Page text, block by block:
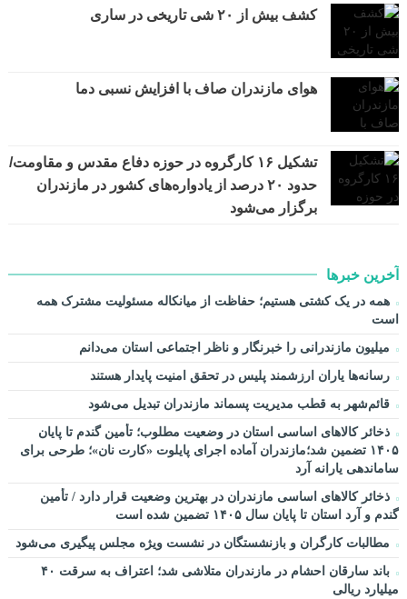
کشف بیش از ۲۰ شی تاریخی در ساری
هوای مازندران صاف با افزایش نسبی دما
تشکیل ۱۶ کارگروه در حوزه دفاع مقدس و مقاومت/
حدود ۲۰ درصد از یادواره‌های کشور در مازندران
برگزار می‌شود
آخرین خبرها
همه در یک کشتی هستیم؛ حفاظت از میانکاله مسئولیت مشترک همه
است
میلیون مازندرانی را خبرنگار و ناظر اجتماعی استان می‌دانم
رسانه‌ها یاران ارزشمند پلیس در تحقق امنیت پایدار هستند
قائم‌شهر به قطب مدیریت پسماند مازندران تبدیل می‌شود
ذخائر کالاهای اساسی استان در وضعیت مطلوب؛ تأمین گندم تا پایان
۱۴۰۵ تضمین شد؛مازندران آماده اجرای پایلوت «کارت نان»؛ طرحی برای
ساماندهی یارانه آرد
ذخائر کالاهای اساسی مازندران در بهترین وضعیت قرار دارد / تأمین
گندم و آرد استان تا پایان سال ۱۴۰۵ تضمین شده است
مطالبات کارگران و بازنشستگان در نشست ویژه مجلس پیگیری می‌شود
باند سارقان احشام در مازندران متلاشی شد؛ اعتراف به سرقت ۴۰
میلیارد ریالی